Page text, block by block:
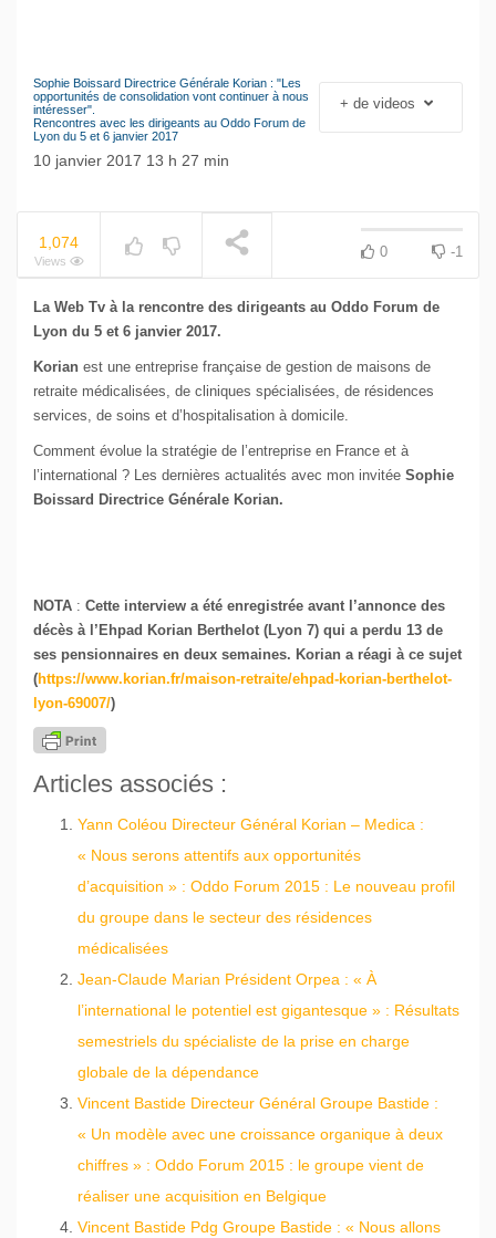
NOW PLAYING
Le séisme industriel
Sophie Boissard Directrice Générale Korian : "Les
opportunités de consolidation vont continuer à nous
intéresser".
Rencontres avec les dirigeants au Oddo Forum de
Lyon du 5 et 6 janvier 2017
10 janvier 2017 13 h 27 min
+ de videos
1,074
Views
0 -1
La Web Tv à la rencontre des dirigeants au Oddo Forum de
Lyon du 5 et 6 janvier 2017.
Korian est une entreprise française de gestion de maisons de
retraite médicalisées, de cliniques spécialisées, de résidences
services, de soins et d’hospitalisation à domicile.
Comment évolue la stratégie de l’entreprise en France et à
l’international ? Les dernières actualités avec mon invitée Sophie
Boissard Directrice Générale Korian.
NOTA : Cette interview a été enregistrée avant l’annonce des
décès à l’Ehpad Korian Berthelot (Lyon 7) qui a perdu 13 de
ses pensionnaires en deux semaines. Korian a réagi à ce sujet
(https://www.korian.fr/maison-retraite/ehpad-korian-berthelot-
lyon-69007/)
Articles associés :
Yann Coléou Directeur Général Korian – Medica :
« Nous serons attentifs aux opportunités
d’acquisition » : Oddo Forum 2015 : Le nouveau profil
du groupe dans le secteur des résidences
médicalisées
Jean-Claude Marian Président Orpea : « À
l’international le potentiel est gigantesque » : Résultats
semestriels du spécialiste de la prise en charge
globale de la dépendance
Vincent Bastide Directeur Général Groupe Bastide :
« Un modèle avec une croissance organique à deux
chiffres » : Oddo Forum 2015 : le groupe vient de
réaliser une acquisition en Belgique
Vincent Bastide Pdg Groupe Bastide : « Nous allons